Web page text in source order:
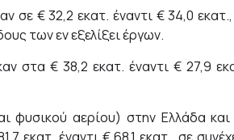
σε € 32,2 εκατ. έναντι € 34,0
των εν εξελίξει έργων.
στα € 38,2 εκατ. έναντι € 27,9
φυσικού αερίου) στην Ελλάδα